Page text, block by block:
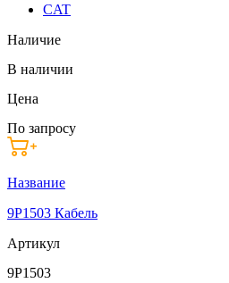
CAT
Наличие
В наличии
Цена
По запросу
Название
9P1503 Кабель
Артикул
9P1503